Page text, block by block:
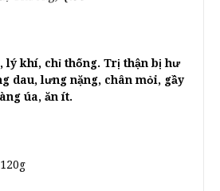
lý khí, chỉ thống. Trị thận bị hư
dau, lưng nặng, chân mỏi, gầy
úa, ăn ít.